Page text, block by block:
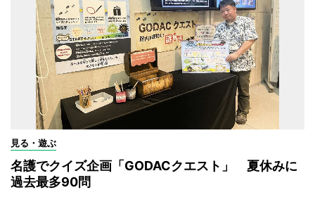
見る・遊ぶ
名護でクイズ企画「GODACクエスト」 夏休みに
過去最多90問